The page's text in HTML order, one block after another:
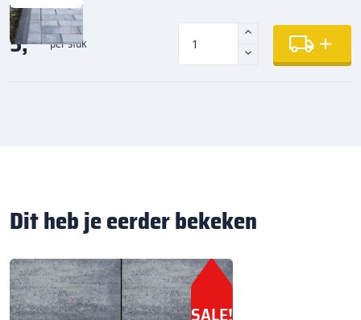
5,35 per stuk
Dit heb je eerder bekeken